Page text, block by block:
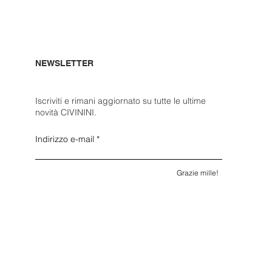
NEWSLETTER
Iscriviti e rimani aggiornato su tutte le ultime
novità CIVININI.
Indirizzo e-mail
Grazie mille!